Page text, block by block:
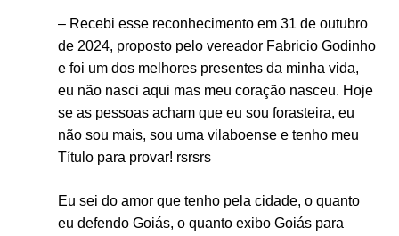
– Recebi esse reconhecimento em 31 de outubro
de 2024, proposto pelo vereador Fabricio Godinho
e foi um dos melhores presentes da minha vida,
eu não nasci aqui mas meu coração nasceu. Hoje
se as pessoas acham que eu sou forasteira, eu
não sou mais, sou uma vilaboense e tenho meu
Título para provar! rsrsrs
Eu sei do amor que tenho pela cidade, o quanto
eu defendo Goiás, o quanto exibo Goiás para